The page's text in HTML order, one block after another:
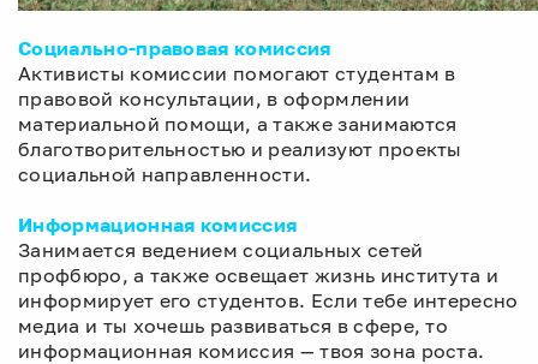
Социально-правовая комиссия
Активисты комиссии помогают студентам в
правовой консультации, в оформлении
материальной помощи, а также занимаются
благотворительностью и реализуют проекты
социальной направленности.
Информационная комиссия
Занимается ведением социальных сетей
профбюро, а также освещает жизнь института и
информирует его студентов. Если тебе интересно
медиа и ты хочешь развиваться в сфере, то
информационная комиссия — твоя зона роста.